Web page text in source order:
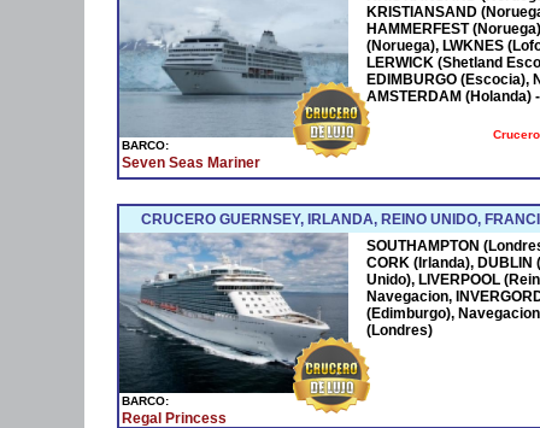
BARCO:
Seven Seas Mariner
KRISTIANSAND
HAMMERFEST
(Noruega), LWKNES
LERWICK (Shetland
EDIMBURGO (Escocia),
AMSTERDAM (Holanda)
CRUCERO GUERNSEY, IRLANDA, REINO UNIDO,
BARCO:
Regal Princess
SOUTHAMPTON
CORK (Irlanda), DUBLIN
Unido), LIVERPOOL
Navegacion,
(Edimburgo),
(Londres)